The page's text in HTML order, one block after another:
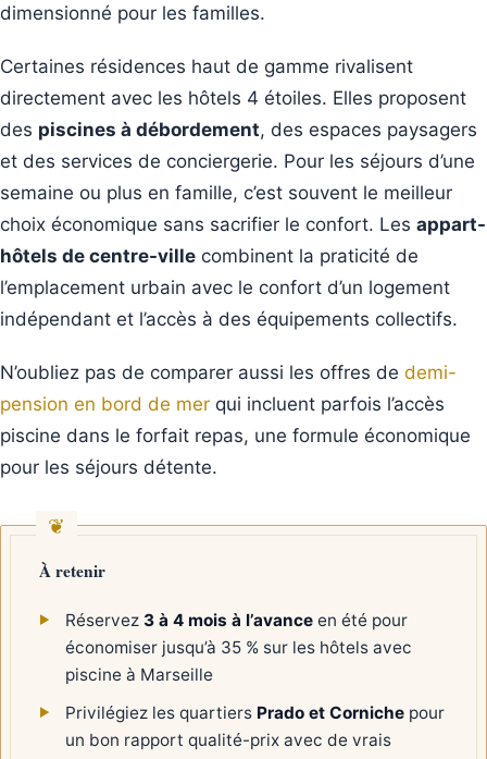
dimensionné pour les familles.
Certaines résidences haut de gamme rivalisent
directement avec les hôtels 4 étoiles. Elles proposent
des piscines à débordement, des espaces paysagers
et des services de conciergerie. Pour les séjours d’une
semaine ou plus en famille, c’est souvent le meilleur
choix économique sans sacrifier le confort. Les appart-
hôtels de centre-ville combinent la praticité de
l’emplacement urbain avec le confort d’un logement
indépendant et l’accès à des équipements collectifs.
N’oubliez pas de comparer aussi les offres de demi-
pension en bord de mer qui incluent parfois l’accès
piscine dans le forfait repas, une formule économique
pour les séjours détente.
À retenir
Réservez 3 à 4 mois à l’avance en été pour
économiser jusqu’à 35 % sur les hôtels avec
piscine à Marseille
Privilégiez les quartiers Prado et Corniche pour
un bon rapport qualité-prix avec de vrais